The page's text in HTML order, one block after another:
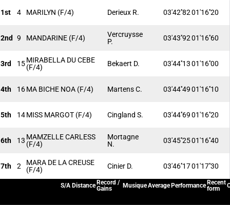
1st 4 MARILYN (F/4) Derieux R. 03'42''8201'16''20
2nd 9 MANDARINE (F/4)
Vercruysse
P.
03'43''9201'16''60
3rd 15MIRABELLA DU CEBE
(F/4)
Bekaert D. 03'44''1301'16''00
4th 16MA BICHE NOA (F/4) Martens C. 03'44''4901'16''10
5th 14MISS MARGOT (F/4) Cingland S. 03'44''6901'16''20
6th 13 MAMZELLE CARLESS
(F/4)
Mortagne
N.
03'45''2501'16''40
7th 2
MARA DE LA CREUSE
(F/4)
Cinier D. 03'46''1701'17''30
S/A Distance Record /
Gains
MusiqueAverage Performance Recent
form